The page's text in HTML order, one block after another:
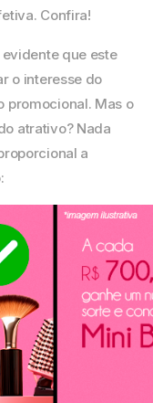
Confira!
evidente que este
o interesse do
promocional. Mas o
atrativo? Nada
a